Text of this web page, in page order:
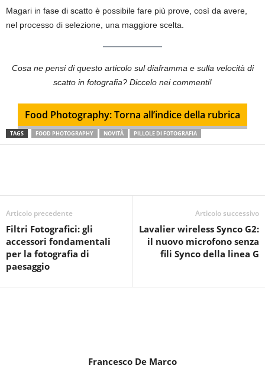
Magari in fase di scatto è possibile fare più prove, così da avere,
nel processo di selezione, una maggiore scelta.
Cosa ne pensi di questo articolo sul diaframma e sulla velocità di
scatto in fotografia? Diccelo nei commenti!
Food Photography: Torna all’indice della rubrica
TAGS FOOD PHOTOGRAPHY NOVITÀ PILLOLE DI FOTOGRAFIA
Articolo precedente
Filtri Fotografici: gli
accessori fondamentali
per la fotografia di
paesaggio
Articolo successivo
Lavalier wireless Synco G2:
il nuovo microfono senza
fili Synco della linea G
Francesco De Marco